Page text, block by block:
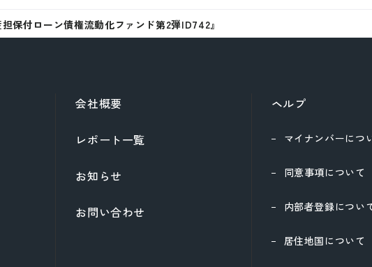
保付ローン債権流動化ファンド第2弾ID742』
会社概要
レポート一覧
お知らせ
お問い合わせ
ヘルプ
マイナンバーにつ
同意事項について
内部者登録につい
居住地国について